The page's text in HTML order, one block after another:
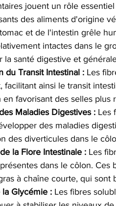
jouent un rôle
des aliments d'origine
et de l'intestin grêle
intactes dans le
la santé digestive et
du Transit Intestinal : Les
facilitant ainsi le transit
en favorisant des selles plus
Maladies Digestives : Les
des maladies
des diverticules dans le
la Flore Intestinale : Les
dans le côlon.
à chaîne courte, qui
Glycémie : Les fibres